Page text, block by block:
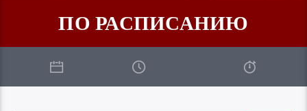
ПО РАСПИСАНИЮ